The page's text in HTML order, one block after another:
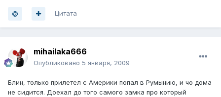
Цитата
mihailaka666
Опубликовано 5 января, 2009
Блин, только прилетел с Америки попал в Румынию, и чо дома
не сидится. Доехал до того самого замка про который